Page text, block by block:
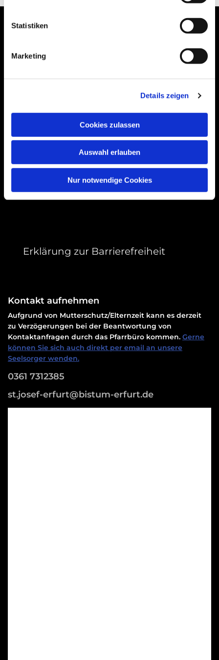
Statistiken
Marketing
Details zeigen
Cookies zulassen
Auswahl erlauben
Nur notwendige Cookies
Bogenstraße 4A
um diese Karte anzuzeigen.
Erklärung zur Barrierefreiheit
Kontakt aufnehmen
Aufgrund von Mutterschutz/Elternzeit kann es derzeit
zu Verzögerungen bei der Beantwortung von
Kontaktanfragen durch das Pfarrbüro kommen. Gerne
können Sie sich auch direkt per email an unsere
Seelsorger wenden.
0361 7312385
st.josef-erfurt@bistum-erfurt.de